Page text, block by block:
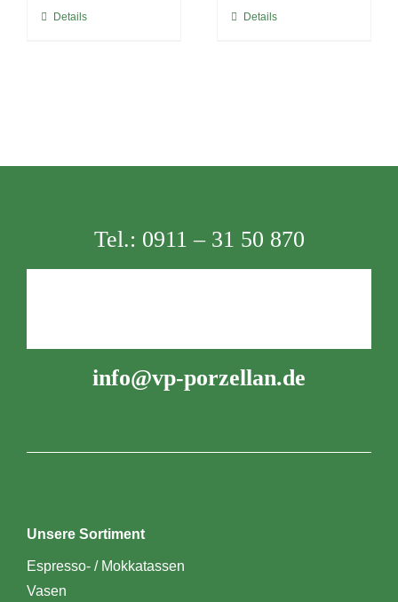
Details Details
Tel.: 0911 – 31 50 870
info@vp-porzellan.de
Unsere Sortiment
Espresso- / Mokkatassen
Vasen